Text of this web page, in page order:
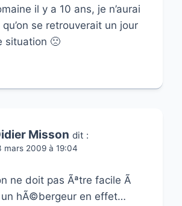
il y a 10 ans, je n’aurai
se retrouverait un jour
situation 🙁
Misson dit :
mars 2009 à 19:04
ne doit pas Ãªtre facile Ã
un hÃ©bergeur en effet…